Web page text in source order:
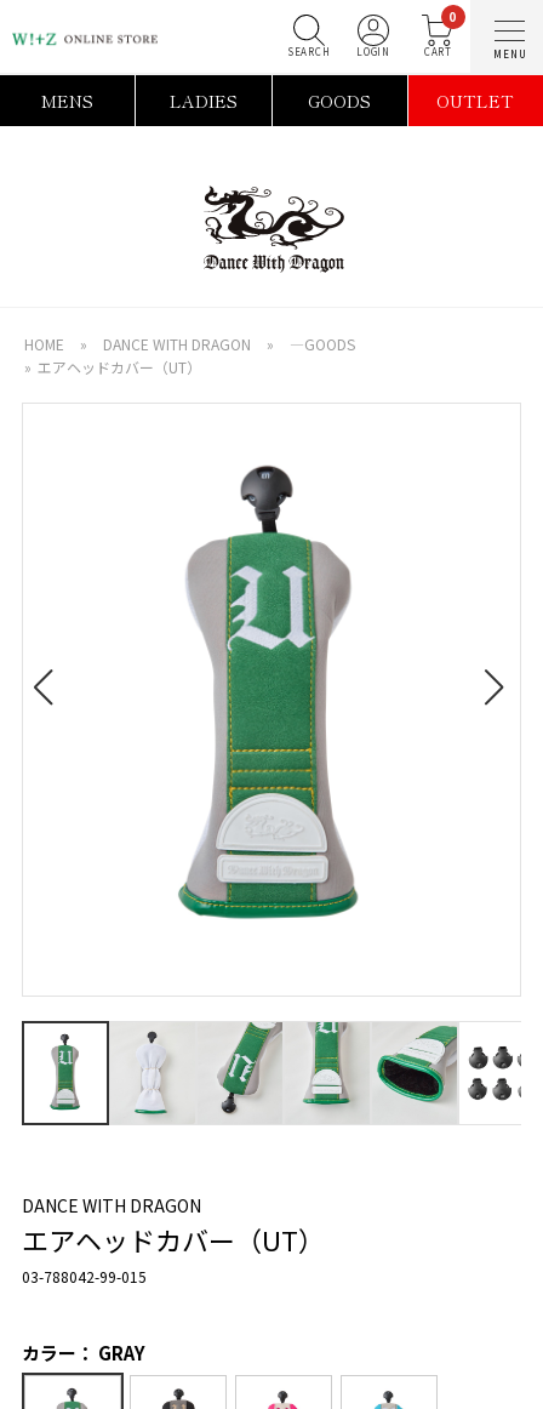
0
MENS LADIES GOODS OUTLET
HOME » DANCE WITH DRAGON »
―GOODS
» エアヘッドカバー（UT）
DANCE WITH DRAGON
エアヘッドカバー（UT）
03-788042-99-015
カラー： GRAY